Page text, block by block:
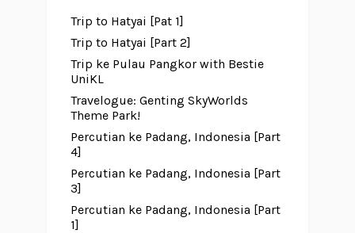
Trip to Hatyai [Pat 1]
Trip to Hatyai [Part 2]
Trip ke Pulau Pangkor with Bestie
UniKL
Travelogue: Genting SkyWorlds
Theme Park!
Percutian ke Padang, Indonesia [Part
4]
Percutian ke Padang, Indonesia [Part
3]
Percutian ke Padang, Indonesia [Part
1]